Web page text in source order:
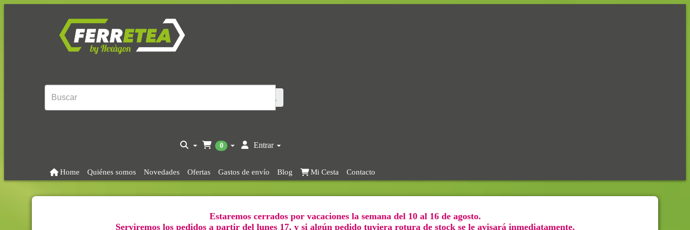
0 Entrar
Home Quiénes somos Novedades Ofertas Gastos de envío Blog Mi Cesta Contacto
Estaremos cerrados por vacaciones la semana del 10 al 16 de agosto.
Serviremos los pedidos a partir del lunes 17, y si algún pedido tuviera rotura de stock se le avisará inmediatamente.